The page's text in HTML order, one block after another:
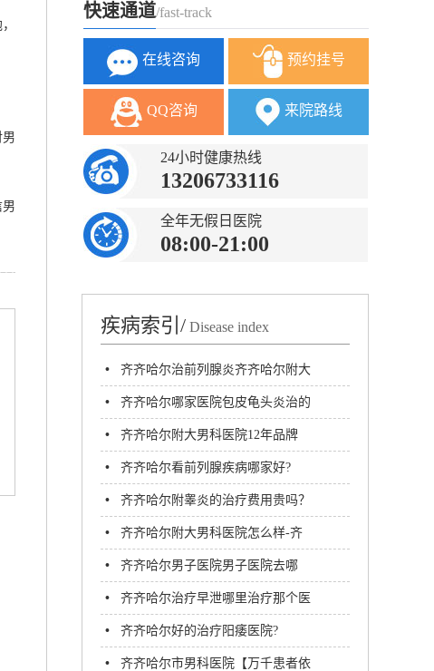
快速通道/fast-track
在线咨询 预约挂号
QQ咨询 来院路线
24小时健康热线
13206733116
全年无假日医院
08:00-21:00
疾病索引/ Disease index
• 齐齐哈尔治前列腺炎齐齐哈尔附大
男科医院挺好的
• 齐齐哈尔哪家医院包皮龟头炎治的
好？齐齐哈尔附大男科医院
• 齐齐哈尔附大男科医院12年品牌
名医汇聚专注男科病诊疗
• 齐齐哈尔看前列腺疾病哪家好?
• 齐齐哈尔附睾炎的治疗费用贵吗？
• 齐齐哈尔附大男科医院怎么样-齐
齐哈尔附大男科医院
• 齐齐哈尔男子医院男子医院去哪
看?
• 齐齐哈尔治疗早泄哪里治疗那个医
院?
• 齐齐哈尔好的治疗阳痿医院?
• 齐齐哈尔市男科医院【万千患者依